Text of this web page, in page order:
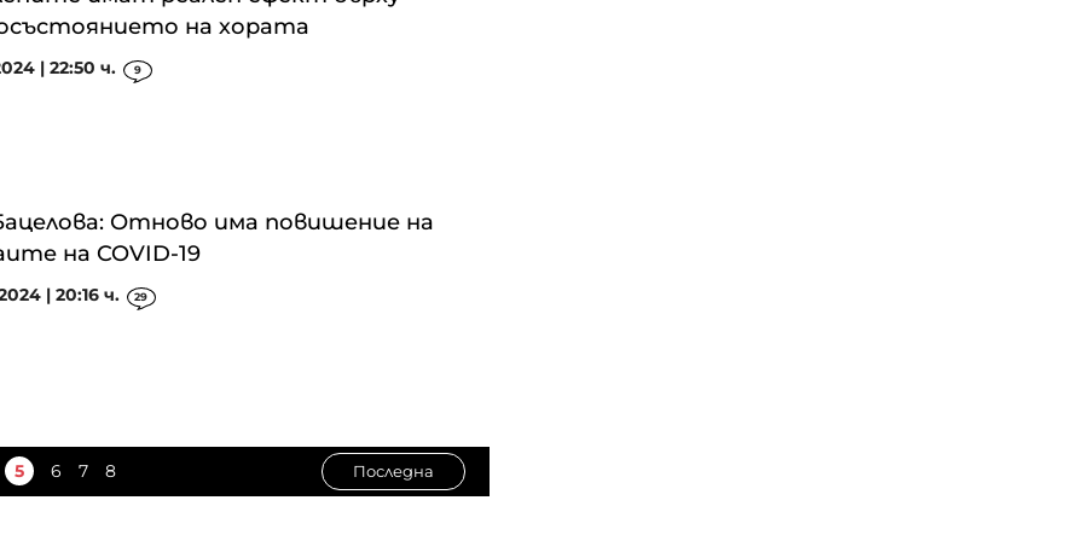
на хората
| 22:50 ч. 9
Отново има повишение на
на COVID-19
| 20:16 ч. 29
5 6 7 8 Последна